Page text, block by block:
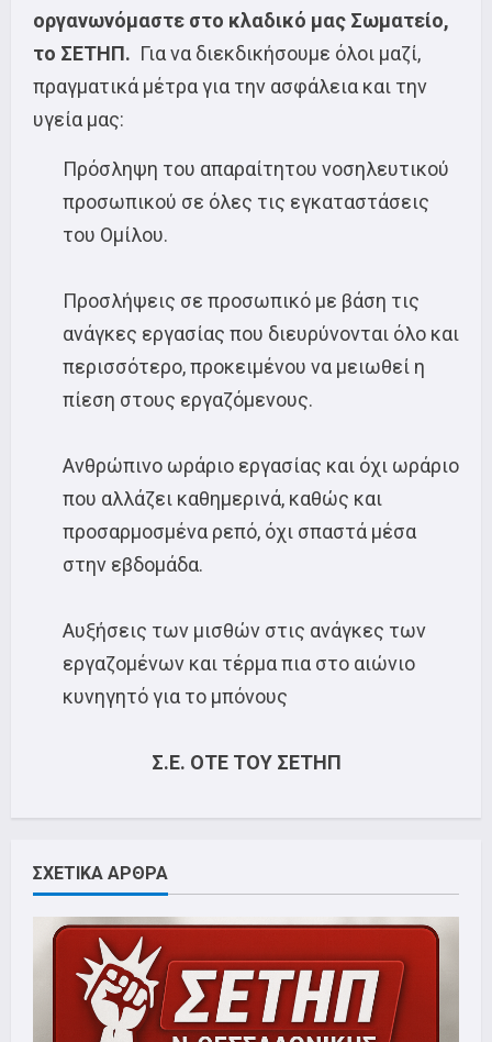
οργανωνόμαστε στο κλαδικό μας Σωματείο,
το ΣΕΤΗΠ. Για να διεκδικήσουμε όλοι μαζί,
πραγματικά μέτρα για την ασφάλεια και την
υγεία μας:
Πρόσληψη του απαραίτητου νοσηλευτικού
προσωπικού σε όλες τις εγκαταστάσεις
του Ομίλου.
Προσλήψεις σε προσωπικό με βάση τις
ανάγκες εργασίας που διευρύνονται όλο και
περισσότερο, προκειμένου να μειωθεί η
πίεση στους εργαζόμενους.
Ανθρώπινο ωράριο εργασίας και όχι ωράριο
που αλλάζει καθημερινά, καθώς και
προσαρμοσμένα ρεπό, όχι σπαστά μέσα
στην εβδομάδα.
Αυξήσεις των μισθών στις ανάγκες των
εργαζομένων και τέρμα πια στο αιώνιο
κυνηγητό για το μπόνους
Σ.Ε. ΟΤΕ ΤΟΥ ΣΕΤΗΠ
ΣΧΕΤΙΚΑ ΑΡΘΡΑ